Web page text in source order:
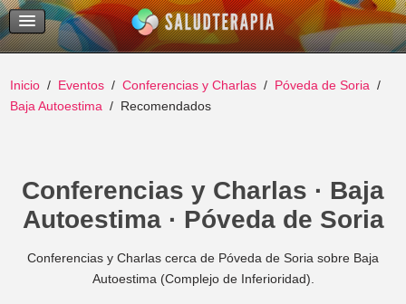
Temas Recientes
Buscar
Inicio Eventos Conferencias y Charlas
Póveda de Soria
Baja Autoestima
Recomendados
Conferencias y Charlas · Baja
Autoestima · Póveda de Soria
Conferencias y Charlas cerca de Póveda de Soria sobre Baja
Autoestima (Complejo de Inferioridad).